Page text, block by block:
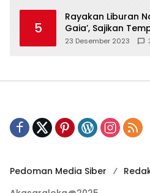
5
Rayakan Liburan
Gaia’, Sajikan
23 Desember 2023
Pedoman Media Siber